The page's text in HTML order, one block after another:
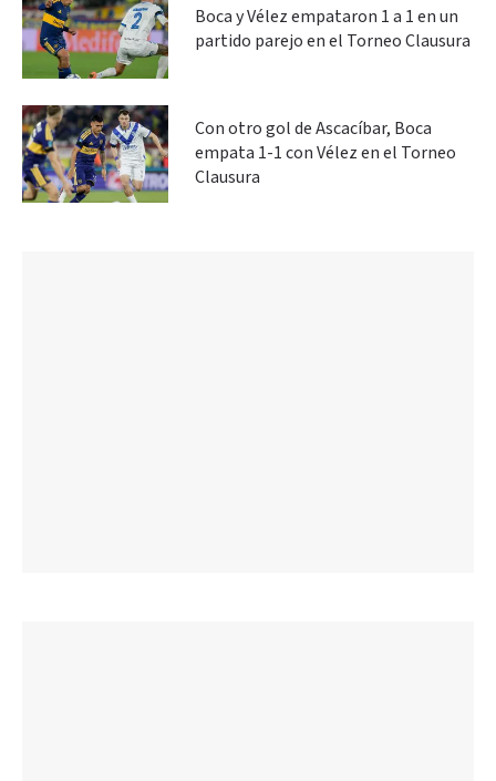
Boca y Vélez empataron 1 a 1 en un
partido parejo en el Torneo Clausura
Con otro gol de Ascacíbar, Boca
empata 1-1 con Vélez en el Torneo
Clausura